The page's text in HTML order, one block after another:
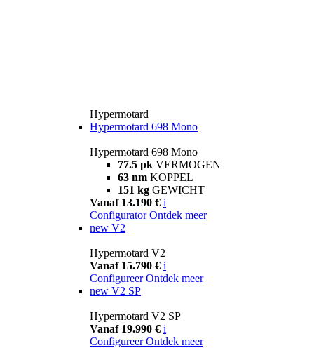
Hypermotard
Hypermotard 698 Mono
Hypermotard 698 Mono
77.5 pk VERMOGEN
63 nm KOPPEL
151 kg GEWICHT
Vanaf 13.190 € i
Configurator Ontdek meer
new V2
Hypermotard V2
Vanaf 15.790 € i
Configureer Ontdek meer
new V2 SP
Hypermotard V2 SP
Vanaf 19.990 € i
Configureer Ontdek meer